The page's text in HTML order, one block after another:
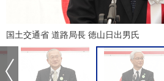
国土交通省 道路局長 徳山日出男氏